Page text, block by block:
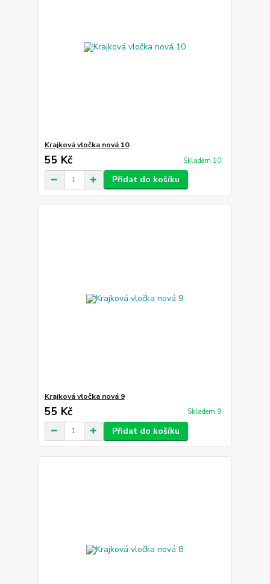
Krajková vločka nová 10
55 Kč Skladem 10
Přidat do košíku
Krajková vločka nová 9
55 Kč Skladem 9
Přidat do košíku